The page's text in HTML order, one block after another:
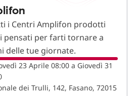
i Centri Amplifon prodotti
pensati per farti tornare a
delle tue giornate.
23 Aprile 08:00 a Giovedì 31
dei Trulli, 142, Fasano, 72015